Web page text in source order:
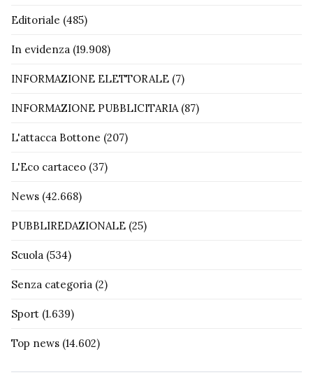
Editoriale (485)
In evidenza (19.908)
INFORMAZIONE ELETTORALE (7)
INFORMAZIONE PUBBLICITARIA(87)
L'attacca Bottone (207)
L'Eco cartaceo (37)
News (42.668)
PUBBLIREDAZIONALE (25)
Scuola (534)
Senza categoria (2)
Sport (1.639)
Top news (14.602)